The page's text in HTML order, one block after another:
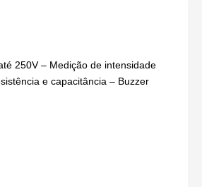
250V – Medição de intensidade
e capacitância – Buzzer